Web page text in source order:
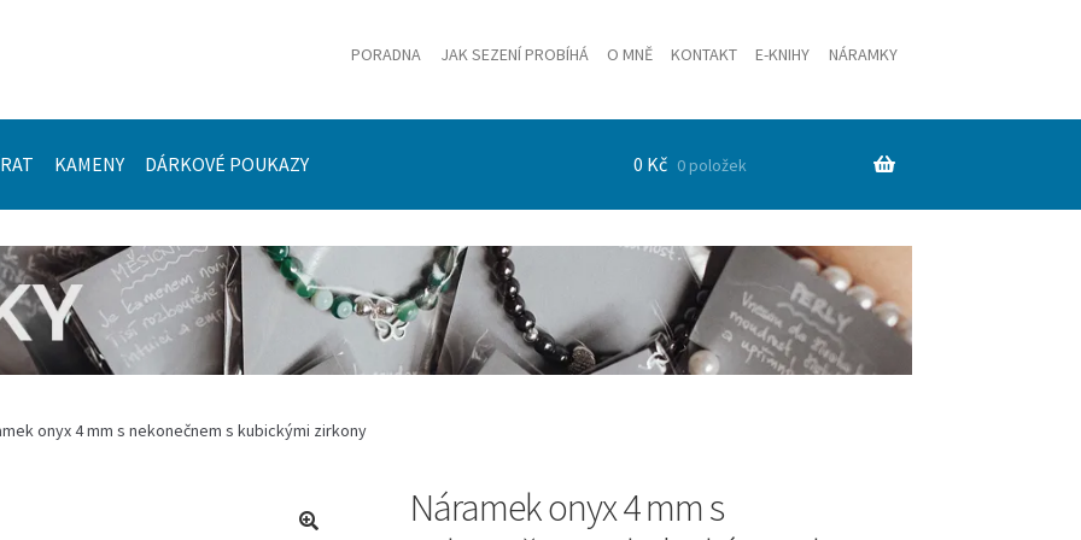
PORADNA JAK SEZENÍ PROBÍHÁ O MNĚ KONTAKT E-KNIHY NÁRAMKY
KAMENY DÁRKOVÉ POUKAZY 0 Kč 0 položek
onyx 4 mm s nekonečnem s kubickými zirkony
Náramek onyx 4 mm s